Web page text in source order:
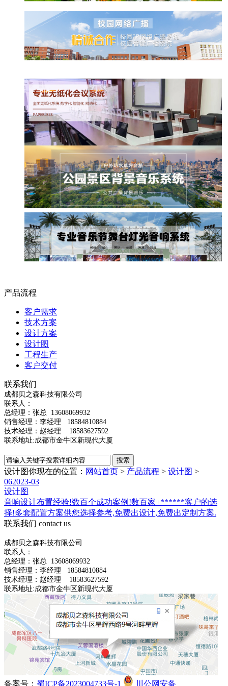
产品流程
客户需求
技术方案
设计方案
设计图
工程生产
客户交付
联系我们
成都贝之森科技有限公司
联系人：
总经理： 张总 13608069932
销售经理：李经理 18584810884
技术经理：赵经理 18583627592
联系地址:成都市金牛区新现代大厦
设计图你现在的位置： 网站首页 > 产品流程 > 设计图 >
062023-03
设计图
音响设计布置经验!数百个成功案例!数百家+******客户的选
择!多套配置方案供您选择参考,免费出设计,免费出定制方案.
联系我们 contact us
成都贝之森科技有限公司
联系人：
总经理： 张总 13608069932
销售经理：李经理 18584810884
技术经理：赵经理 18583627592
联系地址:成都市金牛区新现代大厦
备案号： 蜀ICP备2023004733号-1 川公网安备